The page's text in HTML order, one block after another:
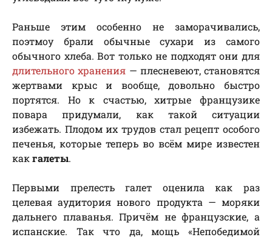
Раньше этим особенно не заморачивались,
поэтмоу брали обычные сухари из самого
обычного хлеба. Вот только не подходят они для
длительного хранения — плесневеют, становятся
жертвами крыс и вообще, довольно быстро
портятся. Но к счастью, хитрые французике
повара придумали, как такой ситуации
избежать. Плодом их трудов стал рецепт особого
печенья, которые теперь во всём мире известен
как галеты.
Первыми прелесть галет оценила как раз
целевая аудитория нового продукта — моряки
дальнего плаванья. Причём не французские, а
испанские. Так что да, мощь «Непобедимой